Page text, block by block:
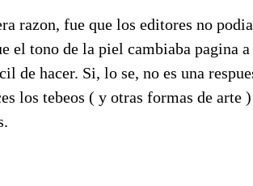
razon, fue que los editores no
el tono de la piel cambiaba pagina
de hacer. Si, lo se, no es una
los tebeos ( y otras formas de arte